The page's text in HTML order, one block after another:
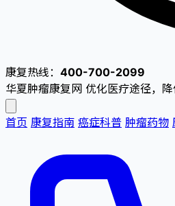
康复热线： 400-700-2099
华夏肿瘤康复网 优化医疗途径，
首页 康复指南 癌症科普 肿瘤药物